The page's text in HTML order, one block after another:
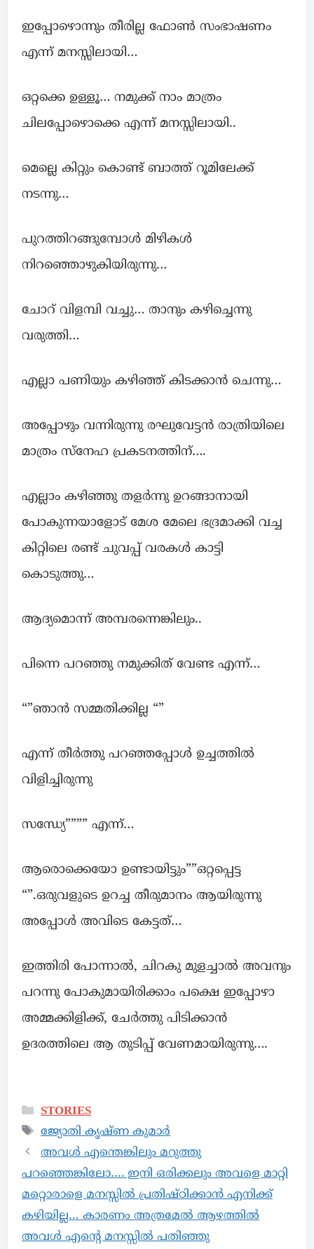
ഇപ്പോഴൊന്നും തീരില്ല ഫോൺ സംഭാഷണം
എന്ന് മനസ്സിലായി…
ഒറ്റക്കെ ഉള്ളൂ… നമുക്ക് നാം മാത്രം
ചിലപ്പോഴൊക്കെ എന്ന് മനസ്സിലായി..
മെല്ലെ കിറ്റും കൊണ്ട് ബാത്ത് റൂമിലേക്ക്
നടന്നു…
പുറത്തിറങ്ങുമ്പോൾ മിഴികൾ
നിറഞ്ഞൊഴുകിയിരുന്നു…
ചോറ് വിളമ്പി വച്ചു… താനും കഴിച്ചെന്നു
വരുത്തി…
എല്ലാ പണിയും കഴിഞ്ഞ് കിടക്കാൻ ചെന്നു…
അപ്പോഴും വന്നിരുന്നു രഘുവേട്ടൻ രാത്രിയിലെ
മാത്രം സ്നേഹ പ്രകടനത്തിന്….
എല്ലാം കഴിഞ്ഞു തളർന്നു ഉറങ്ങാനായി
പോകുന്നയാളോട് മേശ മേലെ ഭദ്രമാക്കി വച്ച
കിറ്റിലെ രണ്ട് ചുവപ്പ് വരകൾ കാട്ടി
കൊടുത്തു…
ആദ്യമൊന്ന് അമ്പരന്നെങ്കിലും..
പിന്നെ പറഞ്ഞു നമുക്കിത് വേണ്ട എന്ന്…
“”ഞാൻ സമ്മതിക്കില്ല “”
എന്ന് തീർത്തു പറഞ്ഞപ്പോൾ ഉച്ചത്തിൽ
വിളിച്ചിരുന്നു
സന്ധ്യേ”””” എന്ന്…
ആരൊക്കെയോ ഉണ്ടായിട്ടും””ഒറ്റപ്പെട്ട
“”.ഒരുവളുടെ ഉറച്ച തീരുമാനം ആയിരുന്നു
അപ്പോൾ അവിടെ കേട്ടത്…
ഇത്തിരി പോന്നാൽ, ചിറകു മുളച്ചാൽ അവനും
പറന്നു പോകുമായിരിക്കാം പക്ഷെ ഇപ്പോഴാ
അമ്മക്കിളിക്ക്, ചേർത്തു പിടിക്കാൻ
ഉദരത്തിലെ ആ തുടിപ്പ് വേണമായിരുന്നു….
STORIES
ജ്യോതി കൃഷ്ണ കുമാർ
അവൾ എന്തെങ്കിലും മറുത്തു
പറഞ്ഞെങ്കിലോ…. ഇനി ഒരിക്കലും അവളെ മാറ്റി
മറ്റൊരാളെ മനസ്സിൽ പ്രതിഷ്ഠിക്കാൻ എനിക്ക്
കഴിയില്ല… കാരണം അത്രമേൽ ആഴത്തിൽ
അവൾ എന്റെ മനസ്സിൽ പതിഞ്ഞു